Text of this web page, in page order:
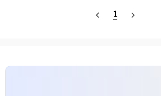
클로저란, 함수가 선언될 당시의 *환경을 기억하을
달된 인자 등을 포함하죠. 하지만, 함수 내부에서
navigate_before 1 navigate_next